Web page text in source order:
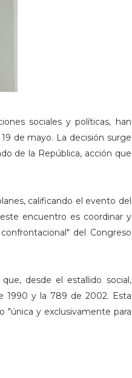
sociales y políticas, han
de mayo. La decisión surge
de la República, acción que
calificando el evento del
encuentro es coordinar y
del Congreso
desde el estallido social,
1990 y la 789 de 2002. Esta
"única y exclusivamente para